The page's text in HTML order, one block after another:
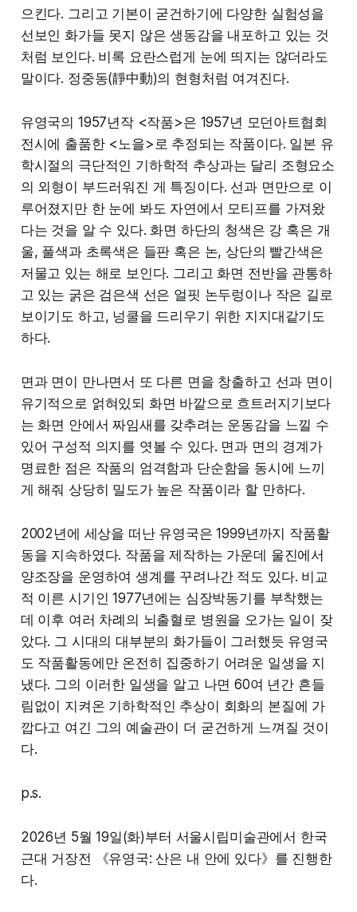
으킨다. 그리고 기본이 굳건하기에 다양한 실험성을
선보인 화가들 못지 않은 생동감을 내포하고 있는 것
처럼 보인다. 비록 요란스럽게 눈에 띄지는 않더라도
말이다. 정중동(靜中動)의 현형처럼 여겨진다.
유영국의 1957년작 <작품>은 1957년 모던아트협회
전시에 출품한 <노을>로 추정되는 작품이다. 일본 유
학시절의 극단적인 기하학적 추상과는 달리 조형요소
의 외형이 부드러워진 게 특징이다. 선과 면만으로 이
루어졌지만 한 눈에 봐도 자연에서 모티프를 가져왔
다는 것을 알 수 있다. 화면 하단의 청색은 강 혹은 개
울, 풀색과 초록색은 들판 혹은 논, 상단의 빨간색은
저물고 있는 해로 보인다. 그리고 화면 전반을 관통하
고 있는 굵은 검은색 선은 얼핏 논두렁이나 작은 길로
보이기도 하고, 넝쿨을 드리우기 위한 지지대같기도
하다.
면과 면이 만나면서 또 다른 면을 창출하고 선과 면이
유기적으로 얽혀있되 화면 바깥으로 흐트러지기보다
는 화면 안에서 짜임새를 갖추려는 운동감을 느낄 수
있어 구성적 의지를 엿볼 수 있다. 면과 면의 경계가
명료한 점은 작품의 엄격함과 단순함을 동시에 느끼
게 해줘 상당히 밀도가 높은 작품이라 할 만하다.
2002년에 세상을 떠난 유영국은 1999년까지 작품활
동을 지속하였다. 작품을 제작하는 가운데 울진에서
양조장을 운영하여 생계를 꾸려나간 적도 있다. 비교
적 이른 시기인 1977년에는 심장박동기를 부착했는
데 이후 여러 차례의 뇌출혈로 병원을 오가는 일이 잦
았다. 그 시대의 대부분의 화가들이 그러했듯 유영국
도 작품활동에만 온전히 집중하기 어려운 일생을 지
냈다. 그의 이러한 일생을 알고 나면 60여 년간 흔들
림없이 지켜온 기하학적인 추상이 회화의 본질에 가
깝다고 여긴 그의 예술관이 더 굳건하게 느껴질 것이
다.
p.s.
2026년 5월 19일(화)부터 서울시립미술관에서 한국
근대 거장전 《유영국: 산은 내 안에 있다》를 진행한
다.